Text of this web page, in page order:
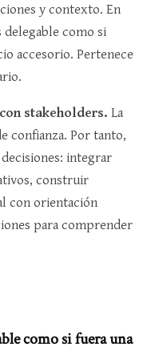
y contexto. En
delegable como si
accesorio. Pertenece
stakeholders. La
confianza. Por tanto,
integrar
construir
con orientación
para comprender
como si fuera una